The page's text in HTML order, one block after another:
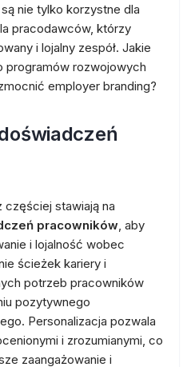
nie tylko korzystne dla
pracodawców, którzy
i lojalny zespół. Jakie
programów rozwojowych
employer branding?
częściej stawiają na
pracowników, aby
i lojalność wobec
ścieżek kariery i
potrzeb pracowników
pozytywnego
Personalizacja pozwala
i zrozumianymi, co
zaangażowanie i